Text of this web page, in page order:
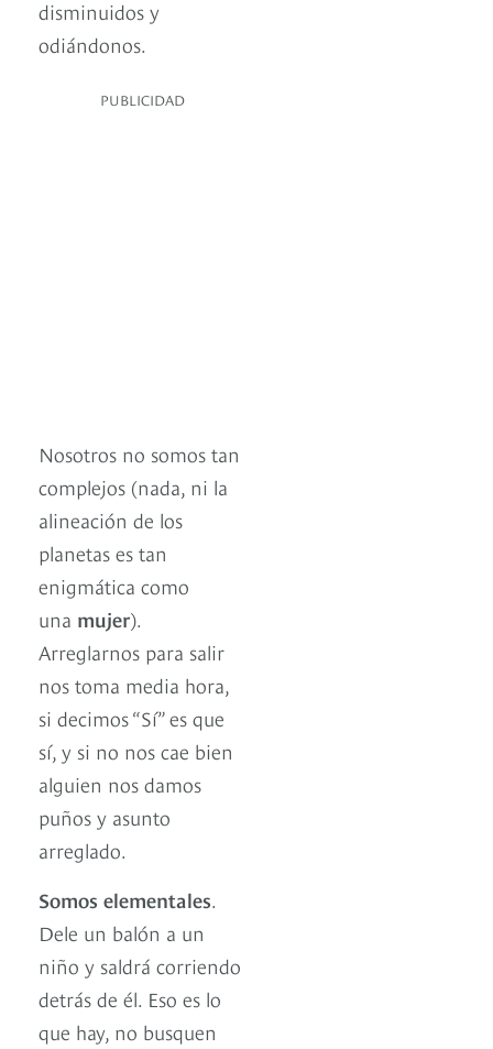
disminuidos y
odiándonos.
PUBLICIDAD
Nosotros no somos tan
complejos (nada, ni la
alineación de los
planetas es tan
enigmática como
una mujer).
Arreglarnos para salir
nos toma media hora,
si decimos “Sí” es que
sí, y si no nos cae bien
alguien nos damos
puños y asunto
arreglado.
Somos elementales.
Dele un balón a un
niño y saldrá corriendo
detrás de él. Eso es lo
que hay, no busquen